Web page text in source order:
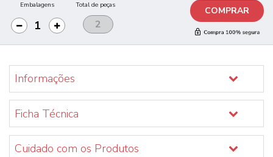
Embalagens Total de peças COMPRAR
Informações
Ficha Técnica
Cuidado com os Produtos